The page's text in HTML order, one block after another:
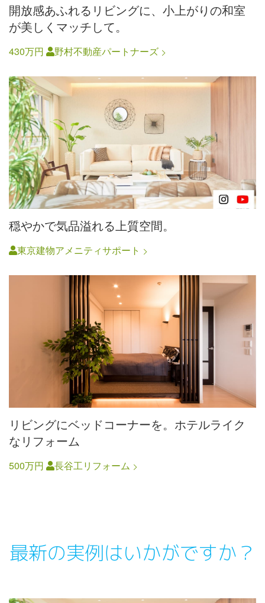
開放感あふれるリビングに、小上がりの和室
が美しくマッチして。
430万円 野村不動産パートナーズ
穏やかで気品溢れる上質空間。
東京建物アメニティサポート
リビングにベッドコーナーを。ホテルライク
なリフォーム
500万円 長谷工リフォーム
最新の実例はいかがですか？